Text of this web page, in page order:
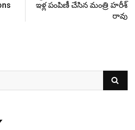
ఇళ్ల పంపిణీ చేసిన మంత్రి హరీశ్
రావు